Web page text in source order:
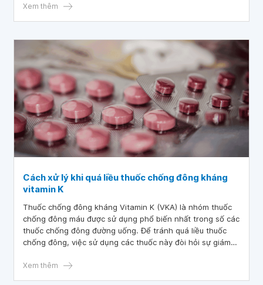
Xem thêm
Cách xử lý khi quá liều thuốc chống đông kháng
vitamin K
Thuốc chống đông kháng Vitamin K (VKA) là nhóm thuốc
chống đông máu được sử dụng phổ biến nhất trong số các
thuốc chống đông đường uống. Để tránh quá liều thuốc
chống đông, việc sử dụng các thuốc này đòi hỏi sự giám
Xem thêm